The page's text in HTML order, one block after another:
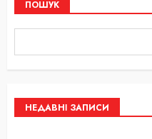
ПОШУК
НЕДАВНІ ЗАПИСИ